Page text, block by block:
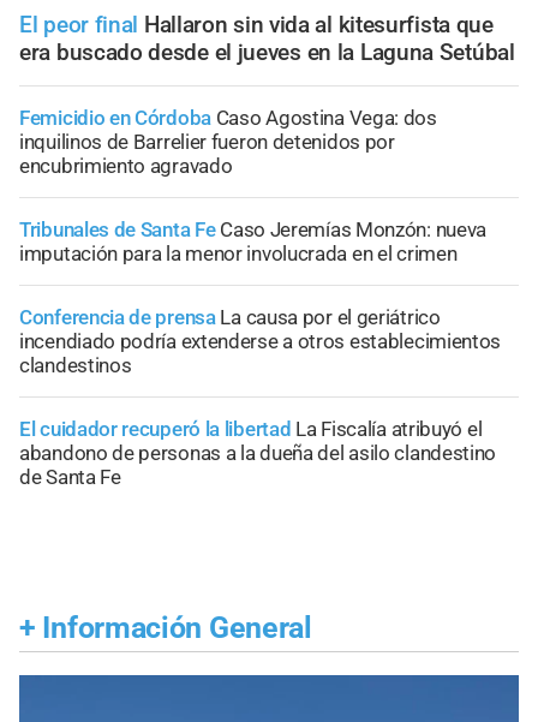
El peor final Hallaron sin vida al kitesurfista que
era buscado desde el jueves en la Laguna Setúbal
Femicidio en Córdoba Caso Agostina Vega: dos
inquilinos de Barrelier fueron detenidos por
encubrimiento agravado
Tribunales de Santa Fe Caso Jeremías Monzón: nueva
imputación para la menor involucrada en el crimen
Conferencia de prensa La causa por el geriátrico
incendiado podría extenderse a otros establecimientos
clandestinos
El cuidador recuperó la libertad La Fiscalía atribuyó el
abandono de personas a la dueña del asilo clandestino
de Santa Fe
+ Información General